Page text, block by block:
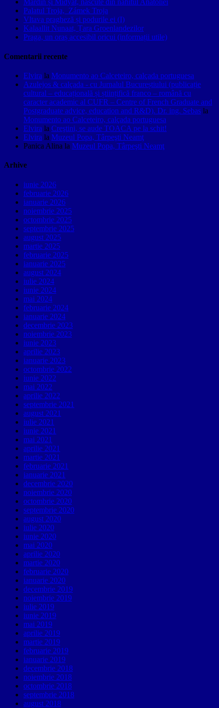
Mardin și Midyat, născute din nahitul Anatoliei
Palatul Troja, Zámek Troja
Vltava pragheză și podurile ei (I)
Kalaallit Nunaat, Țara Groenlandezilor
Praga, un oraș accesibil oricui (informații utile)
Comentarii recente
Elvira la Monumento ao Calceteiro, calçada portuguesa
Azulejos & calçada - cu Jurnalul Bucureștiului (publicație
cultural – educațională și științifică franco – română cu
caracter academic al CUFR – Centre of French Graduate and
Postgraduate advice, education and R&D). Dr. ing. Sebas la
Monumento ao Calceteiro, calçada portuguesa
Elvira la Creştini, se aude TOACA pe la schit!
Elvira la Muzeul Popa, Târpeşti Neamţ
Panica Alina la Muzeul Popa, Târpeşti Neamţ
Arhive
iunie 2026
februarie 2026
ianuarie 2026
noiembrie 2025
octombrie 2025
septembrie 2025
august 2025
martie 2025
februarie 2025
ianuarie 2025
august 2024
iulie 2024
iunie 2024
mai 2024
februarie 2024
ianuarie 2024
decembrie 2023
noiembrie 2023
iunie 2023
aprilie 2023
ianuarie 2023
octombrie 2022
iunie 2022
mai 2022
aprilie 2022
septembrie 2021
august 2021
iulie 2021
iunie 2021
mai 2021
aprilie 2021
martie 2021
februarie 2021
ianuarie 2021
decembrie 2020
noiembrie 2020
octombrie 2020
septembrie 2020
august 2020
iulie 2020
iunie 2020
mai 2020
aprilie 2020
martie 2020
februarie 2020
ianuarie 2020
decembrie 2019
noiembrie 2019
iulie 2019
iunie 2019
mai 2019
aprilie 2019
martie 2019
februarie 2019
ianuarie 2019
decembrie 2018
noiembrie 2018
octombrie 2018
septembrie 2018
august 2018